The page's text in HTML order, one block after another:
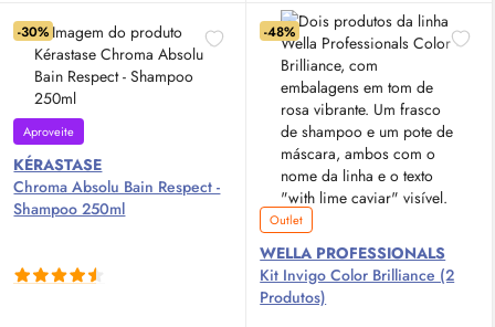
-30%
Aproveite
KÉRASTASE
Chroma Absolu Bain Respect -
Shampoo 250ml
-48%
Outlet
WELLA PROFESSIONALS
Kit Invigo Color Brilliance (2
Produtos)